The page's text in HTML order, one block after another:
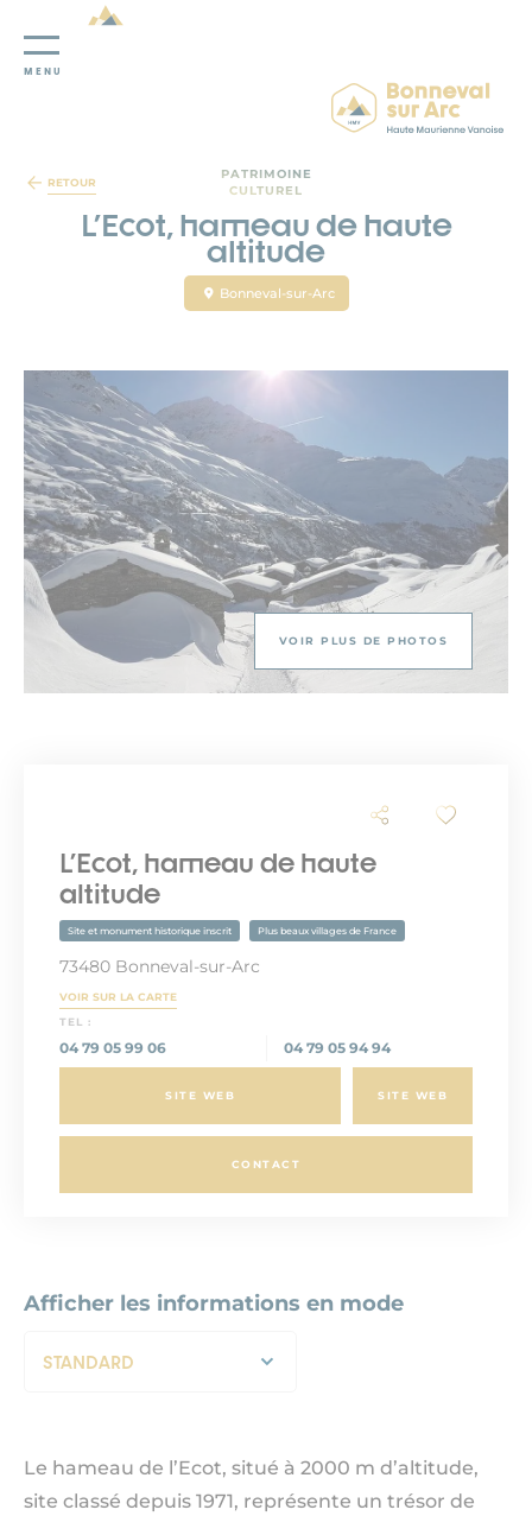
Panneau de gestion des cookies
MENU
RETOUR
PATRIMOINE
CULTUREL
L'Ecot, hameau de haute
altitude
Bonneval-sur-Arc
VOIR PLUS DE PHOTOS
Afficher les informations en mode
STANDARD
Le hameau de l’Ecot, situé à 2000 m d’altitude,
site classé depuis 1971, représente un trésor de
L'Ecot, hameau de haute
altitude
Site et monument historique inscrit Plus beaux villages de France
73480 Bonneval-sur-Arc
VOIR SUR LA CARTE
TEL :
04 79 05 99 06 04 79 05 94 94
SITE WEB SITE WEB
CONTACT